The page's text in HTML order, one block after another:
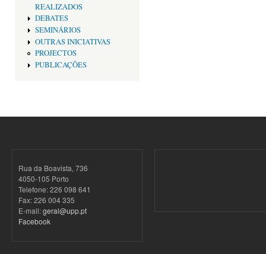
REALIZADOS
DEBATES
SEMINÁRIOS
OUTRAS INICIATIVAS
PROJECTOS
PUBLICAÇÕES
Rua da Boavista, 736
4050-105 Porto
Telefone: 226 098 641
Fax: 226 004 335
E-mail:geral@upp.pt
Facebook